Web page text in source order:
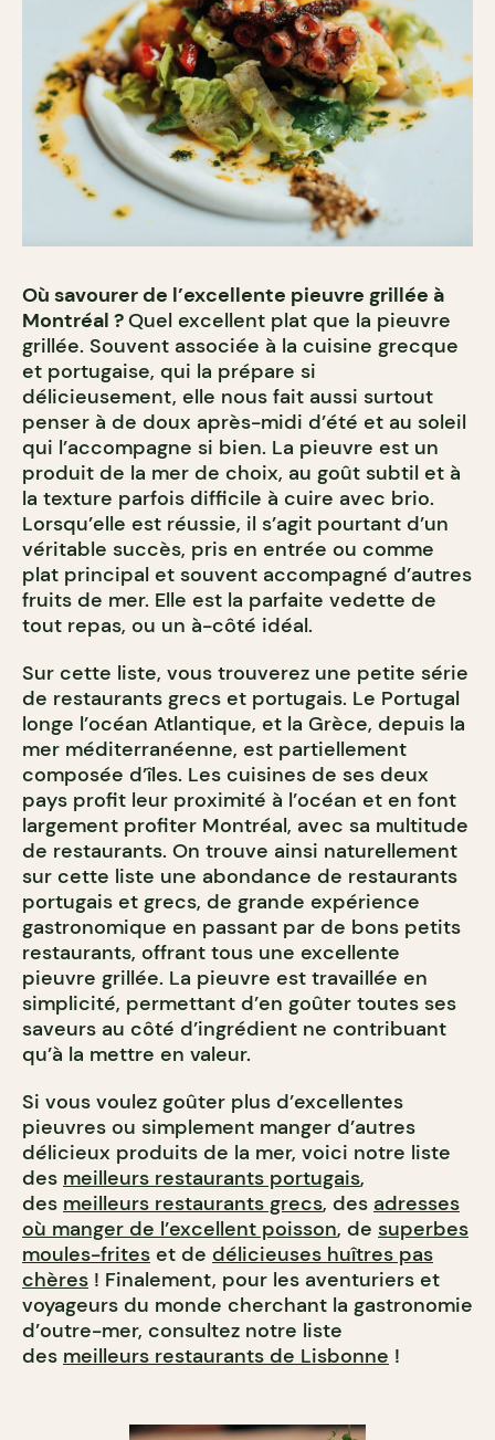
Où savourer de l’excellente pieuvre grillée à
Montréal ?Quel excellent plat que la pieuvre
grillée. Souvent associée à la cuisine grecque
et portugaise, qui la prépare si
délicieusement, elle nous fait aussi surtout
penser à de doux après-midi d’été et au soleil
qui l’accompagne si bien. La pieuvre est un
produit de la mer de choix, au goût subtil et à
la texture parfois difficile à cuire avec brio.
Lorsqu’elle est réussie, il s’agit pourtant d’un
véritable succès, pris en entrée ou comme
plat principal et souvent accompagné d’autres
fruits de mer. Elle est la parfaite vedette de
tout repas, ou un à-côté idéal.
Sur cette liste, vous trouverez une petite série
de restaurants grecs et portugais. Le Portugal
longe l’océan Atlantique, et la Grèce, depuis la
mer méditerranéenne, est partiellement
composée d’îles. Les cuisines de ses deux
pays profit leur proximité à l’océan et en font
largement profiter Montréal, avec sa multitude
de restaurants. On trouve ainsi naturellement
sur cette liste une abondance de restaurants
portugais et grecs, de grande expérience
gastronomique en passant par de bons petits
restaurants, offrant tous une excellente
pieuvre grillée. La pieuvre est travaillée en
simplicité, permettant d’en goûter toutes ses
saveurs au côté d’ingrédient ne contribuant
qu’à la mettre en valeur.
Si vous voulez goûter plus d’excellentes
pieuvres ou simplement manger d’autres
délicieux produits de la mer, voici notre liste
des meilleurs restaurants portugais,
des meilleurs restaurants grecs, des adresses
où manger de l’excellent poisson, de superbes
moules-frites et de délicieuses huîtres pas
chères ! Finalement, pour les aventuriers et
voyageurs du monde cherchant la gastronomie
d’outre-mer, consultez notre liste
des meilleurs restaurants de Lisbonne !